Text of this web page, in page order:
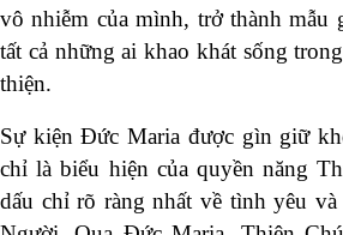
vô nhiễm của mình, trở thành mẫu
tất cả những ai khao khát sống
thiện.
Sự kiện Đức Maria được gìn giữ
chỉ là biểu hiện của quyền năng
dấu chỉ rõ ràng nhất về tình yêu